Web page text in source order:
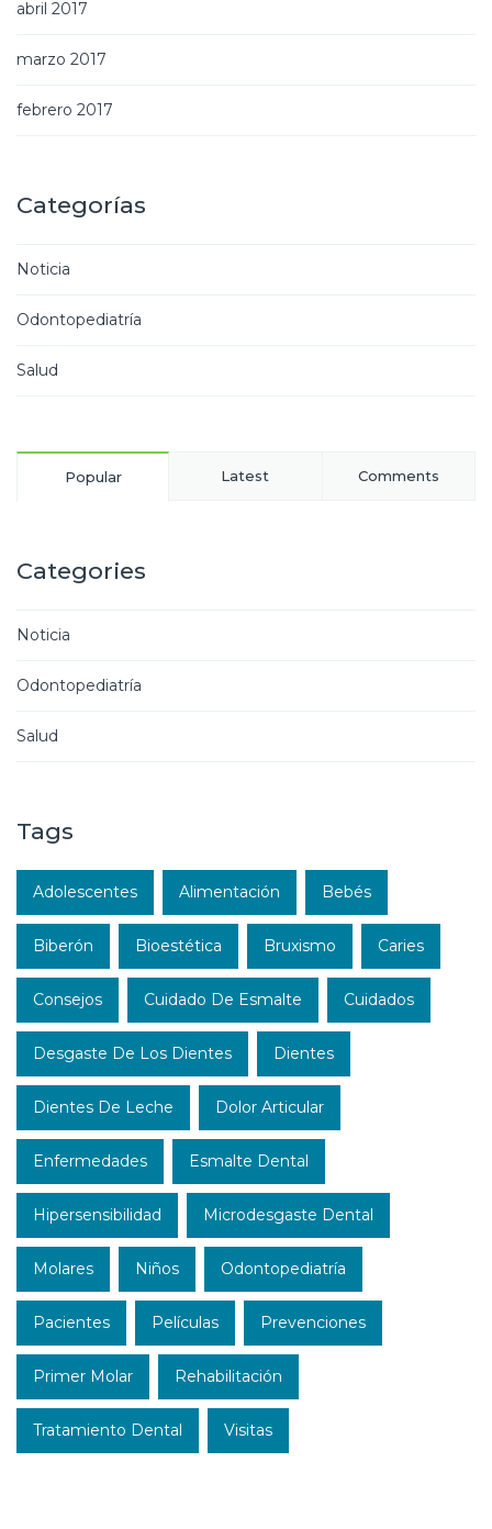
abril 2017
marzo 2017
febrero 2017
Categorías
Noticia
Odontopediatría
Salud
Popular Latest Comments
Categories
Noticia
Odontopediatría
Salud
Tags
Adolescentes Alimentación Bebés
Biberón Bioestética Bruxismo Caries
Consejos Cuidado De Esmalte Cuidados
Desgaste De Los Dientes Dientes
Dientes De Leche Dolor Articular
Enfermedades Esmalte Dental
Hipersensibilidad Microdesgaste Dental
Molares Niños Odontopediatría
Pacientes Películas Prevenciones
Primer Molar Rehabilitación
Tratamiento Dental Visitas